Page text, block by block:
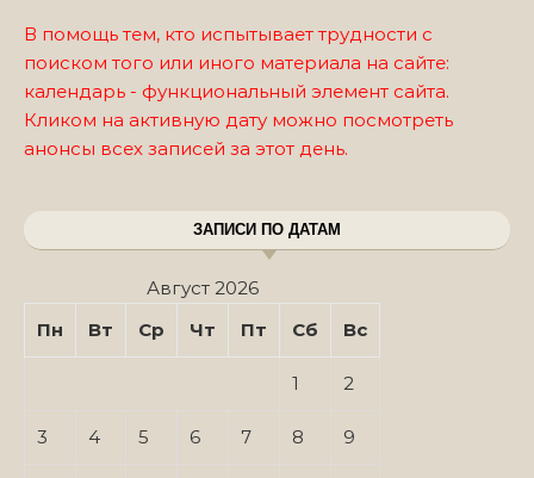
В помощь тем, кто испытывает трудности с
поиском того или иного материала на сайте:
календарь - функциональный элемент сайта.
Кликом на активную дату можно посмотреть
анонсы всех записей за этот день.
ЗАПИСИ ПО ДАТАМ
Август 2026
Пн
Вт Ср Чт Пт Сб Вс
1 2
3 4 5 6 7 8 9